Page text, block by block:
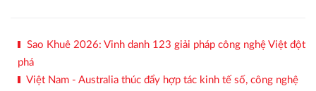
Sao Khuê 2026: Vinh danh 123 giải pháp công nghệ Việt đột
phá
Việt Nam - Australia thúc đẩy hợp tác kinh tế số, công nghệ